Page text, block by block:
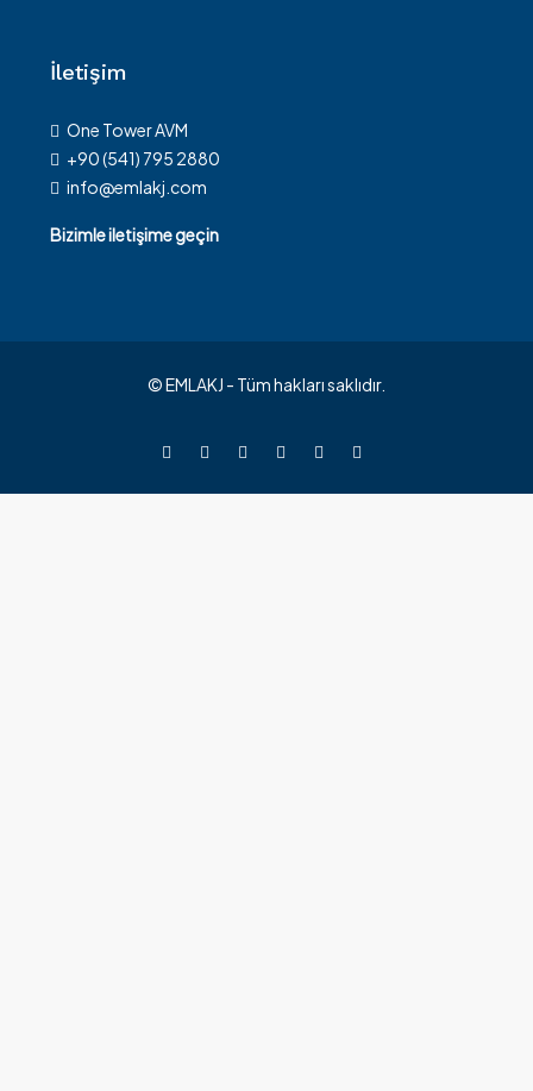
İletişim
One Tower AVM
+90 (541) 795 2880
info@emlakj.com
Bizimle iletişime geçin
© EMLAKJ - Tüm hakları saklıdır.